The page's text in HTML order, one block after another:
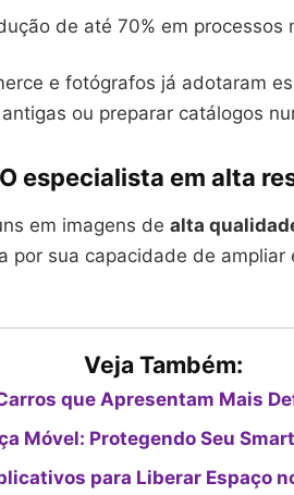
de até 70% em processos
e fotógrafos já adotaram
ou preparar catálogos
especialista em alta
em imagens de alta
por sua capacidade de
Veja Também:
que Apresentam Mais
Móvel: Protegendo Seu
para Liberar Espaço